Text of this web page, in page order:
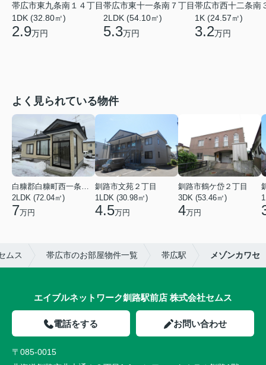
帯広市東九条南１４丁目
1DK (32.80㎡)
2.9万円
帯広市東十一条南７丁目
2LDK (54.10㎡)
5.3万円
帯広市西十二条南
1K (24.57㎡)
3.2万円
よく見られている物件
白糠郡白糠町西一条南４丁目
2LDK (72.04㎡)
7万円
釧路市文苑２丁目
1LDK (30.98㎡)
4.5万円
釧路市鶴ケ岱２丁目
3DK (53.46㎡)
4万円
ムス 帯広市のお部屋物件一覧 帯広駅 メゾンカワセ
エイブルネットワーク釧路駅前店 株式会社セムス
電話をする お問い合わせ
〒085-0015